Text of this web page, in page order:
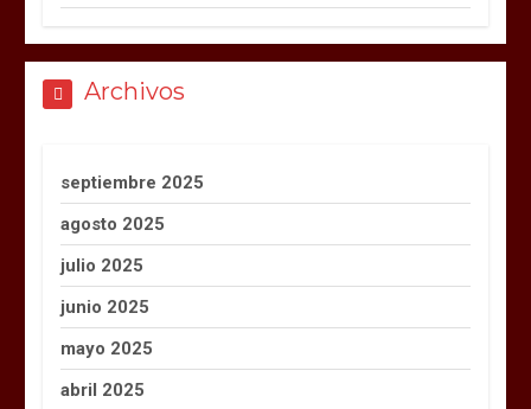
Archivos
septiembre 2025
agosto 2025
julio 2025
junio 2025
mayo 2025
abril 2025